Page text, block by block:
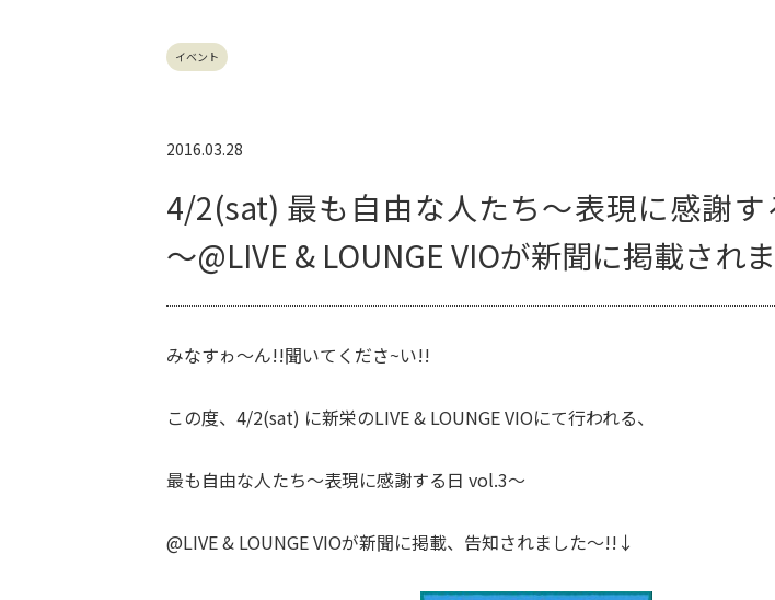
イベント
2016.03.28
4/2(sat) 最も自由な人たち～表現に感謝
～@LIVE & LOUNGE VIOが新聞に掲載され
みなすゎ～ん!!聞いてくださ~い!!
この度、4/2(sat) に新栄のLIVE & LOUNGE VIOにて行われる、
最も自由な人たち～表現に感謝する日 vol.3～
@LIVE & LOUNGE VIOが新聞に掲載、告知されました～!!↓